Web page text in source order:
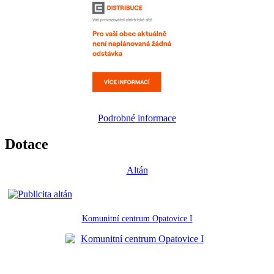
Podrobné informace
Dotace
Altán
Komunitní centrum Opatovice I